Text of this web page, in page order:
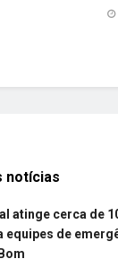
notícias
atinge cerca de
equipes de